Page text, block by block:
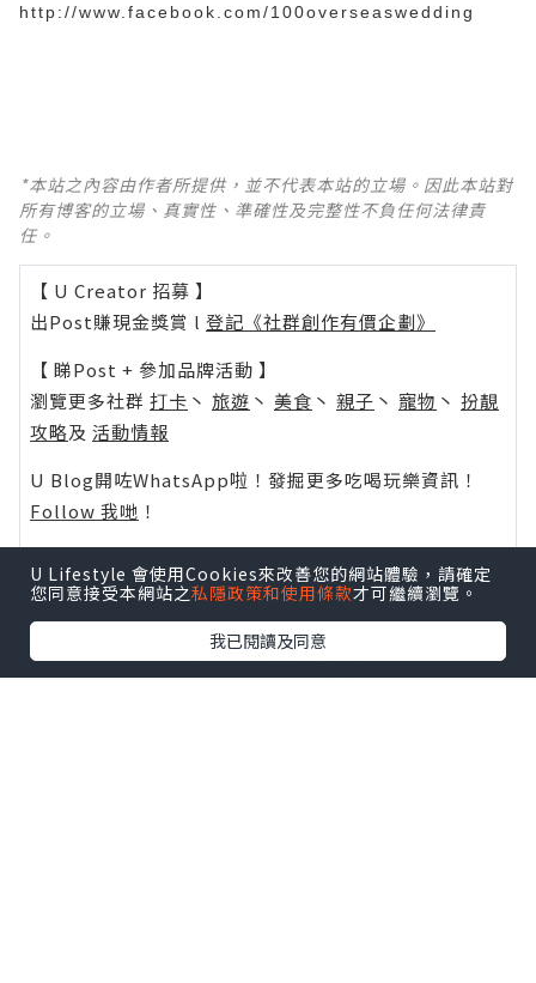
U Lifestyle 會使用Cookies來改善您的網站體驗，請確定
您同意接受本網站之私隱政策和使用條款才可繼續瀏覽。
我已閱讀及同意
http://www.facebook.com/100overseaswedding
*本站之內容由作者所提供，並不代表本站的立場。因此本站對
所有博客的立場、真實性、準確性及完整性不負任何法律責
任。
【 U Creator 招募 】
出Post賺現金獎賞 l 登記《社群創作有價企劃》
【 睇Post + 參加品牌活動 】
瀏覽更多社群 打卡 丶 旅遊 丶 美食 丶 親子 丶 寵物 丶 扮靚
攻略及 活動情報
U Blog開咗WhatsApp啦！發掘更多吃喝玩樂資訊！
Follow 我哋 ！
相關話題
overseas wedding
海外婚禮